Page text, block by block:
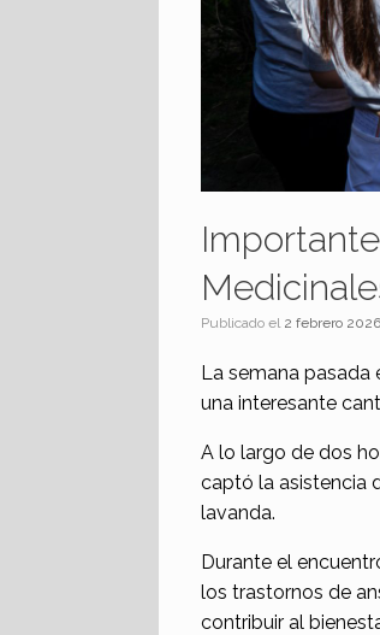
Publicado el 2 febrero 2026
La semana pasada
una interesante
A lo largo de dos
captó la asistencia
lavanda.
Durante el
los trastornos de
contribuir al